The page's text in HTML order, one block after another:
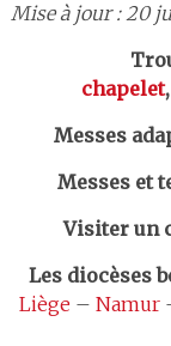
Mise à jour : 20
Trouver
chapelet
Messes
Messes et
Visiter un
Les diocèses
Liège – Namur